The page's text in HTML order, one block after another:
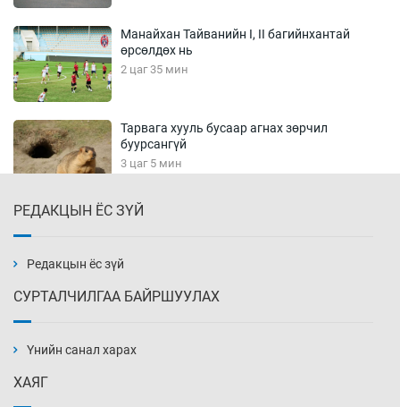
Манайхан Тайванийн I, II багийнхантай
өрсөлдөх нь
2 цаг 35 мин
Тарвага хууль бусаар агнах зөрчил
буурсангүй
3 цаг 5 мин
3 цаг 35 мин
4 цаг 5 мин
РЕДАКЦЫН ЁС ЗҮЙ
Редакцын ёс зүй
СУРТАЛЧИЛГАА БАЙРШУУЛАХ
Үнийн санал харах
ХАЯГ